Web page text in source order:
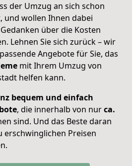
der Umzug an sich schon
und wollen Ihnen dabei
über die Kosten
Lehnen Sie sich zurück – wir
Angebote für Sie, das
mit Ihrem Umzug von
helfen kann.
bequem und einfach
, die innerhalb von nurca.
sind. Und das Beste daran
erschwinglichen Preisen